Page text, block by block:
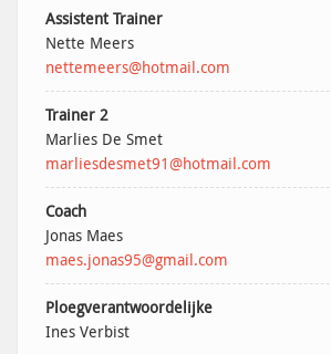
Assistent Trainer
Nette Meers
nettemeers@hotmail.com
Trainer 2
Marlies De Smet
marliesdesmet91@hotmail.com
Coach
Jonas Maes
maes.jonas95@gmail.com
Ploegverantwoordelijke
Ines Verbist